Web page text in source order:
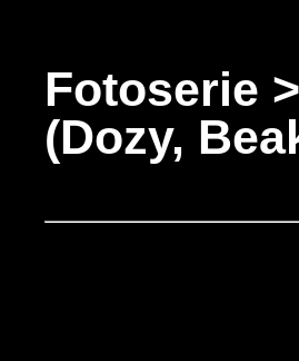
Fotoserie
(Dozy,